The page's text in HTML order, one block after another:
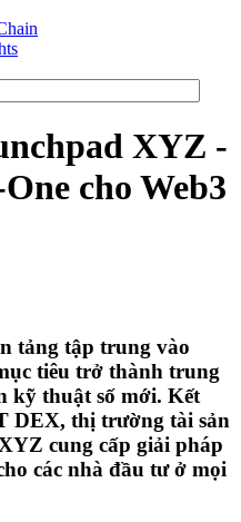
XYZ -
cho Web3
tảng tập trung vào
tiêu trở thành trung
kỹ thuật số mới. Kết
DEX, thị trường tài sản
cung cấp giải pháp
các nhà đầu tư ở mọi